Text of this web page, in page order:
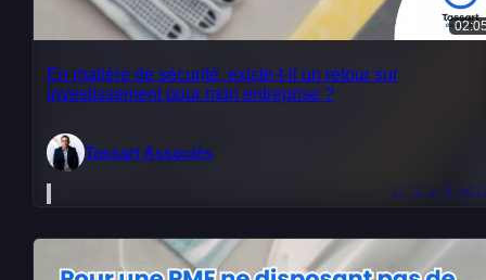
En matière de sécurité, existe-t-il un retour sur
investissement pour mon entreprise ?
Tassart Associés
il y a 4